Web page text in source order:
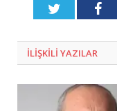
Twitter
ILIŞKILI YAZILAR